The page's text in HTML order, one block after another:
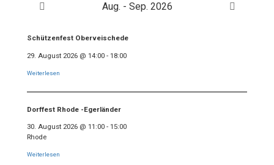
Aug. - Sep. 2026
Schützenfest Oberveischede
29. August 2026 @ 14:00 - 18:00
Weiterlesen
Dorffest Rhode -Egerländer
30. August 2026 @ 11:00 - 15:00
Rhode
Weiterlesen